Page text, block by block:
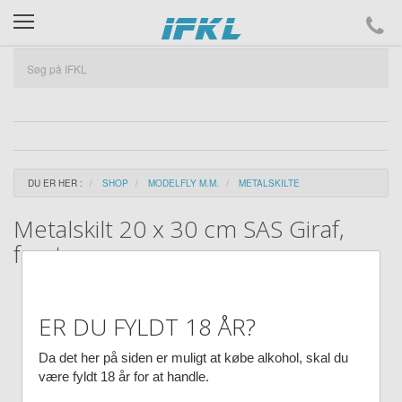
ifkl
DU ER HER : SHOP MODELFLY M.M. METALSKILTE
Metalskilt 20 x 30 cm SAS Giraf,
fragt
ER DU FYLDT 18 ÅR?
Da det her på siden er muligt at købe alkohol, skal du
være fyldt 18 år for at handle.